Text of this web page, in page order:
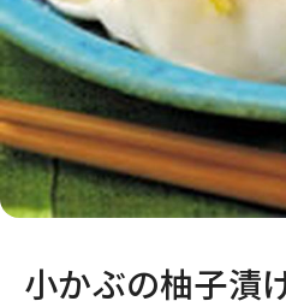
小かぶの柚子漬